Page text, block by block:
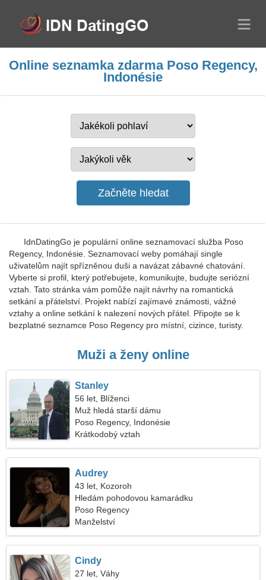
Online seznamka zdarma Poso Regency,
Indonésie
IdnDatingGo je populární online seznamovací služba Poso
Regency, Indonésie. Seznamovací weby pomáhají single
uživatelům najít spřízněnou duši a navázat zábavné chatování.
Vyberte si profil, který potřebujete, komunikujte, budujte seriózní
vztah. Tato stránka vám pomůže najít návrhy na romantická
setkání a přátelství. Projekt nabízí zajímavé známosti, vážné
vztahy a online setkání k nalezení nových přátel. Připojte se k
bezplatné seznamce Poso Regency pro místní, cizince, turisty.
Muži a ženy online
Stanley
56 let, Blíženci
Muž hledá starší dámu
Poso Regency, Indonésie
Krátkodobý vztah
Audrey
43 let, Kozoroh
Hledám pohodovou kamarádku
Poso Regency
Manželství
Cindy
27 let, Váhy